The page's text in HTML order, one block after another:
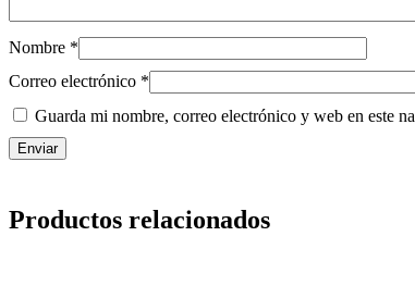
Nombre *
Correo electrónico *
Guarda mi nombre, correo electrónico y web en este
Productos relacionados